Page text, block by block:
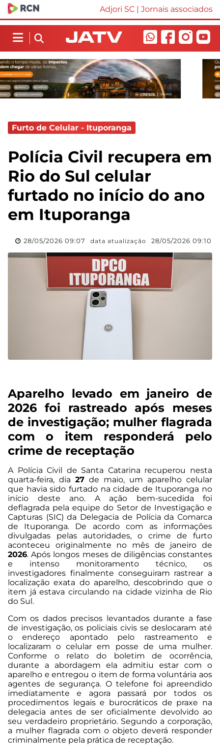
Adjori SC | Jornais associados
Furto de Celular - Ituporanga
Polícia Civil recupera em
Rio do Sul celular
furtado no início do ano
em Ituporanga
28/05/2026 09:07 data atualização 28/05/2026 09:10
Aparelho levado em janeiro de
2026 foi rastreado após meses
de investigação; mulher flagrada
com o item responderá pelo
crime de receptação
A Polícia Civil de Santa Catarina recuperou nesta
quarta-feira, dia 27 de maio, um aparelho celular
que havia sido furtado na cidade de Ituporanga no
início deste ano. A ação bem-sucedida foi
deflagrada pela equipe do Setor de Investigação e
Capturas (SIC) da Delegacia de Polícia da Comarca
de Ituporanga. De acordo com as informações
divulgadas pelas autoridades, o crime de furto
aconteceu originalmente no mês de janeiro de
2026. Após longos meses de diligências constantes
e intenso monitoramento técnico, os
investigadores finalmente conseguiram rastrear a
localização exata do aparelho, descobrindo que o
item já estava circulando na cidade vizinha de Rio
do Sul.
Com os dados precisos levantados durante a fase
de investigação, os policiais civis se deslocaram até
o endereço apontado pelo rastreamento e
localizaram o celular em posse de uma mulher.
Conforme o relato do boletim de ocorrência,
durante a abordagem ela admitiu estar com o
aparelho e entregou o item de forma voluntária aos
agentes de segurança. O telefone foi apreendido
imediatamente e agora passará por todos os
procedimentos legais e burocráticos de praxe na
delegacia antes de ser oficialmente devolvido ao
seu verdadeiro proprietário. Segundo a corporação,
a mulher flagrada com o objeto deverá responder
criminalmente pela prática de receptação.